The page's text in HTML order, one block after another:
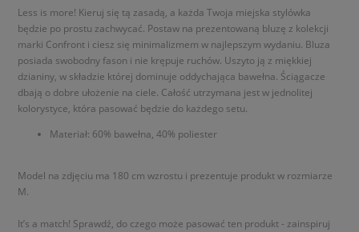
Less is more! Kieruj się tą zasadą, a każda Twoja miejska stylówka
będzie po prostu zachwycać. Postaw na prezentowaną bluzę z kolekcji
marki Confront i ciesz się minimalizmem w najlepszym wydaniu. Bluza
posiada swobodny fason i nie krępuje ruchów. Uszyto ją z miękkiej
dzianiny, w składzie której dominuje oddychająca bawełna. Ściągacze
dbają o dobre ułożenie na ciele. Całość utrzymana jest w jednolitej
kolorystyce, która pasować będzie do każdego setu.
Materiał: 60% bawełna, 40% poliester
Model na zdjęciu ma 180 cm wzrostu i prezentuje produkt w rozmiarze
M.
It’s a match! Sprawdź, do czego może pasować ten produkt - zainspiruj